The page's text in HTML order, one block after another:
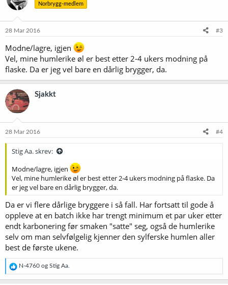
j
e
Norbrygg-medlem
28 Mar 2016 #3
Modne/lagre, igjen
Vel, mine humlerike øl er best etter 2-4 ukers modning på
flaske. Da er jeg vel bare en dårlig brygger, da.
Sjakkt
28 Mar 2016 #4
Stig Aa. skrev:
Modne/lagre, igjen
Vel, mine humlerike øl er best etter 2-4 ukers modning på flaske. Da
er jeg vel bare en dårlig brygger, da.
Da er vi flere dårlige bryggere i så fall. Har fortsatt til gode å
oppleve at en batch ikke har trengt minimum et par uker etter
endt karbonering før smaken "satte" seg, også de humlerike
selv om man selvfølgelig kjenner den sylferske humlen aller
best de første ukene.
R
e
a
N-4760 og Stig Aa.